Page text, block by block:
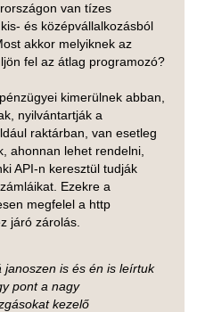
van tízes
és középvállalkozásból
akkor melyiknek az
fel az átlag programozó?
kimerülnek abban,
nyilvántartják a
raktárban, van esetleg
ahonnan lehet rendelni,
API-n keresztül tudják
Ezekre a
megfelel a http
járó zárolás.
janoszen is és én is leírtuk
pont a nagy
kezelő